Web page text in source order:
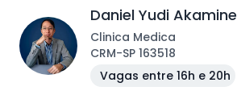
Daniel Yudi Akamine
Clinica Medica
CRM-SP 163518
Vagas entre 16h e 20h